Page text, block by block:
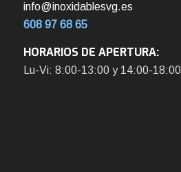
info@inoxidablesvg.es
608 97 68 65
HORARIOS DE APERTURA:
Lu-Vi: 8:00-13:00 y 14:00-18:00